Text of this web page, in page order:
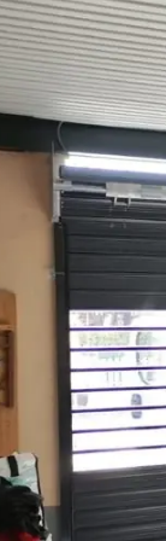
+33
Postal
*